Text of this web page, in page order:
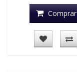
Comprar